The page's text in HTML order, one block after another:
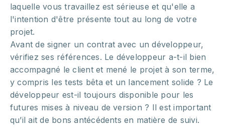
laquelle vous travaillez est sérieuse et qu'elle a
l'intention d'être présente tout au long de votre
projet.
Avant de signer un contrat avec un développeur,
vérifiez ses références. Le développeur a-t-il bien
accompagné le client et mené le projet à son terme,
y compris les tests bêta et un lancement solide ? Le
développeur est-il toujours disponible pour les
futures mises à niveau de version ? Il est important
qu’il ait de bons antécédents en matière de suivi.